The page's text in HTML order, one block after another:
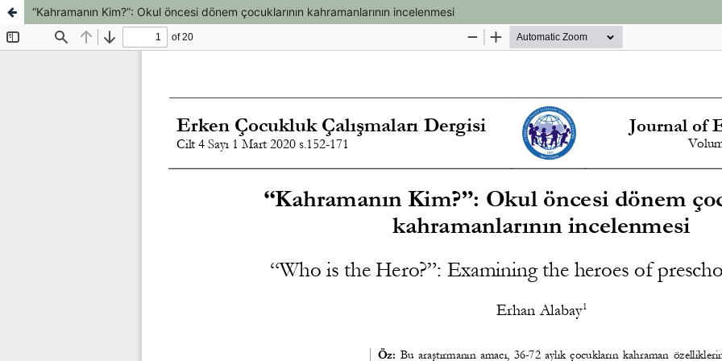
“Kahramanın Kim?”: Okul öncesi dönem çocuklarının kahramanlarının incelenmesi